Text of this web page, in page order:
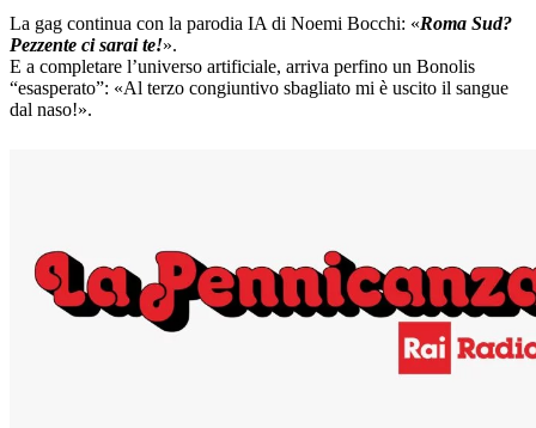
La gag continua con la parodia IA di Noemi Bocchi: «Roma Sud?
Pezzente ci sarai te!».
E a completare l’universo artificiale, arriva perfino un Bonolis
“esasperato”: «Al terzo congiuntivo sbagliato mi è uscito il sangue
dal naso!».